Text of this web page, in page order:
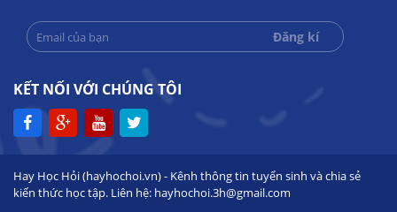
KẾT NỐI VỚI CHÚNG TÔI
Hay Học Hỏi (hayhochoi.vn) - Kênh thông tin tuyển sinh và chia sẻ
kiến thức học tập. Liên hệ: hayhochoi.3h@gmail.com